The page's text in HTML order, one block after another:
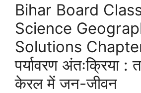
Bihar Board
Science
Solutions
पर्यावरण अंतःक्रिया :
केरल में जन-जीवन